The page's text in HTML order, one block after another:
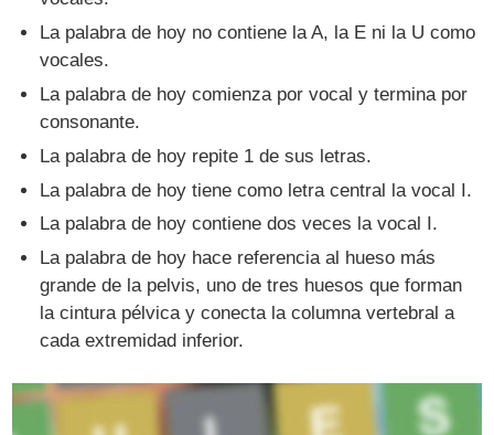
La palabra de hoy no contiene la A, la E ni la U como
vocales.
La palabra de hoy comienza por vocal y termina por
consonante.
La palabra de hoy repite 1 de sus letras.
La palabra de hoy tiene como letra central la vocal I.
La palabra de hoy contiene dos veces la vocal I.
La palabra de hoy hace referencia al hueso más
grande de la pelvis, uno de tres huesos que forman
la cintura pélvica y conecta la columna vertebral a
cada extremidad inferior.